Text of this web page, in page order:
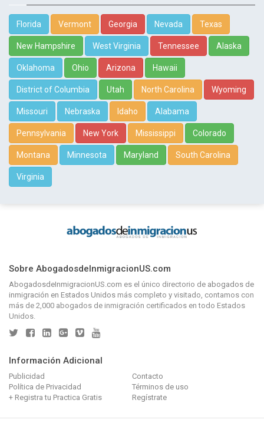
Florida Vermont Georgia Nevada Texas
New Hampshire West Virginia Tennessee Alaska
Oklahoma Ohio Arizona Hawaii
District of Columbia Utah North Carolina Wyoming
Missouri Nebraska Idaho Alabama
Pennsylvania New York Mississippi Colorado
Montana Minnesota Maryland South Carolina
Virginia
Sobre AbogadosdeInmigracionUS.com
AbogadosdeInmigracionUS.com es el único directorio de abogados de
inmigración en Estados Unidos más completo y visitado, contamos con
más de 2,000 abogados de inmigración certificados en todo Estados
Unidos.
Información Adicional
Publicidad
Contacto
Política de Privacidad
Términos de uso
+ Registra tu Practica Gratis
Regístrate